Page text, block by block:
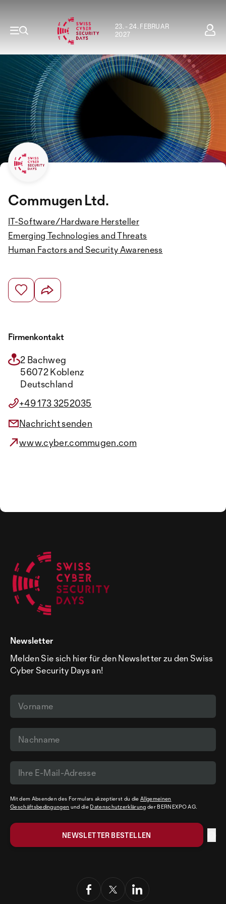
23. - 24. FEBRUAR
2027
Commugen Ltd.
IT-Software/Hardware Hersteller
Emerging Technologies and Threats
Human Factors and Security Awareness
Firmenkontakt
2 Bachweg
56072 Koblenz
Deutschland
+49 173 3252035
Nachricht senden
www.cyber.commugen.com
Newsletter
Melden Sie sich hier für den Newsletter zu den Swiss
Cyber Security Days an!
Mit dem Absenden des Formulars akzeptierst du dieAllgemeinen
Geschäftsbedingungen und die Datenschutzerklärung der BERNEXPO AG.